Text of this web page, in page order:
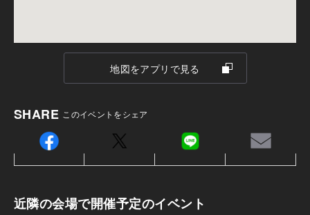
物件情報に関しては、提携不動産会社の担当者が最新情報
をご紹介いたします!
がらお手伝いさせていただきます。
>>>ご予約方法はこちら
②入力内容をご確認の上、送信ボタンを押してください。
ご自宅にいながら土地探しをプロに相談。ご要望をお
聞きしながらご提案も可能です。
土地購入からの住まいづくりや、住み替えでの土地探
ウスなら全国ネットワークで、住みたいエリアの不動
地図をアプリで見る
SHARE このイベントをシェア
近隣の会場で開催予定のイベント